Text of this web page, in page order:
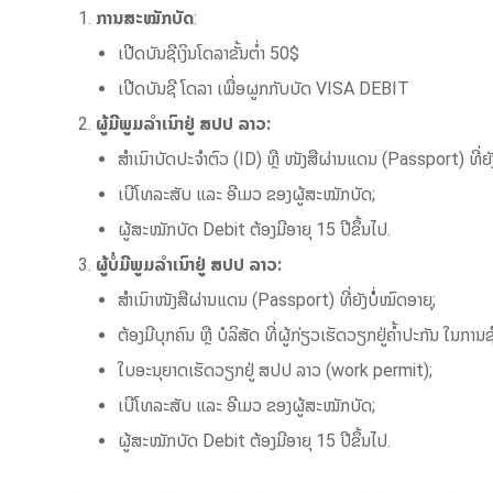
ການສະໝັກບັດ:
ເປີດບັນຊີເງິນໂດລາຂັ້ນຕ່ຳ 50$
ເປີດບັນຊີ ໂດລາ ເພື່ອຜູກກັບບັດ VISA DEBIT
ຜູ້ມີພູມລໍາເນົາຢູ່ ສປປ ລາວ:
ສໍາເນົາບັດປະຈໍາຕົວ (ID) ຫຼື ໜັງສືຜ່ານແດນ (Passport) ທີ່
ເບີໂທລະສັບ ແລະ ອີເມວ ຂອງຜູ້ສະໝັກບັດ;
ຜູ້ສະໝັກບັດ Debit ຕ້ອງມີອາຍຸ 15 ປີຂຶ້ນໄປ.
ຜູ້ບໍ່ມີພູມລໍາເນົາຢູ່ ສປປ ລາວ:
ສໍາເນົາໜັງສືຜ່ານແດນ (Passport) ທີ່ຍັງບໍໍ່ໝົດອາຍຸ;
ຕ້ອງມີບຸກຄົນ ຫຼື ບໍລິສັດ ທີ່ຜູ້ກ່ຽວເຮັດວຽກຢູ່ຄໍ້າປະກັນ ໃນການ
ໃບອະນຸຍາດເຮັດວຽກຢູ່ ສປປ ລາວ (work permit);
ເບີໂທລະສັບ ແລະ ອີເມວ ຂອງຜູ້ສະໝັກບັດ;
ຜູ້ສະໝັກບັດ Debit ຕ້ອງມີອາຍຸ 15 ປີຂຶ້ນໄປ.